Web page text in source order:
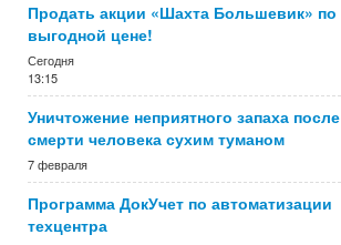
Продать акции «Шахта Большевик» по
выгодной цене!
Сегодня
13:15
Уничтожение неприятного запаха после
смерти человека сухим туманом
7 февраля
Программа ДокУчет по автоматизации
техцентра